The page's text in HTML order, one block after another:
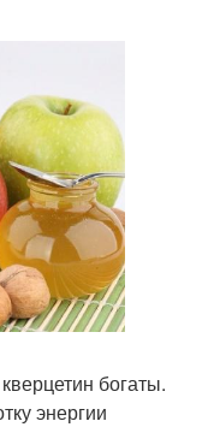
богаты.
энергии